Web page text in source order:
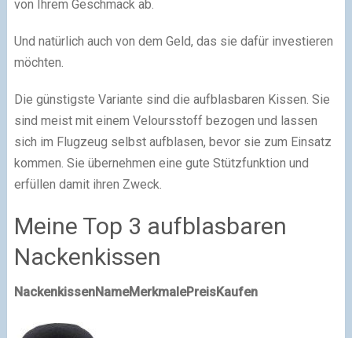
von Ihrem Geschmack ab.
Und natürlich auch von dem Geld, das sie dafür investieren
möchten.
Die günstigste Variante sind die aufblasbaren Kissen. Sie
sind meist mit einem Veloursstoff bezogen und lassen
sich im Flugzeug selbst aufblasen, bevor sie zum Einsatz
kommen. Sie übernehmen eine gute Stützfunktion und
erfüllen damit ihren Zweck.
Meine Top 3 aufblasbaren
Nackenkissen
NackenkissenNameMerkmalePreisKaufen